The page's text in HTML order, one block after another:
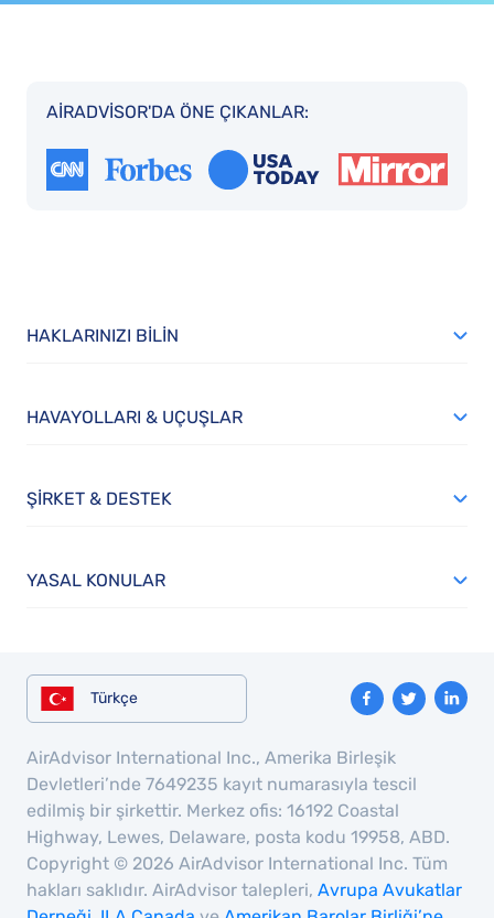
AIRADVISOR'DA ÖNE ÇIKANLAR:
HAKLARINIZI BILIN
HAVAYOLLARI & UÇUŞLAR
ŞIRKET & DESTEK
YASAL KONULAR
Türkçe
AirAdvisor International Inc., Amerika Birleşik
Devletleri’nde 7649235 kayıt numarasıyla tescil
edilmiş bir şirkettir. Merkez ofis: 16192 Coastal
Highway, Lewes, Delaware, posta kodu 19958, ABD.
Copyright © 2026 AirAdvisor International Inc. Tüm
hakları saklıdır. AirAdvisor talepleri, Avrupa Avukatlar